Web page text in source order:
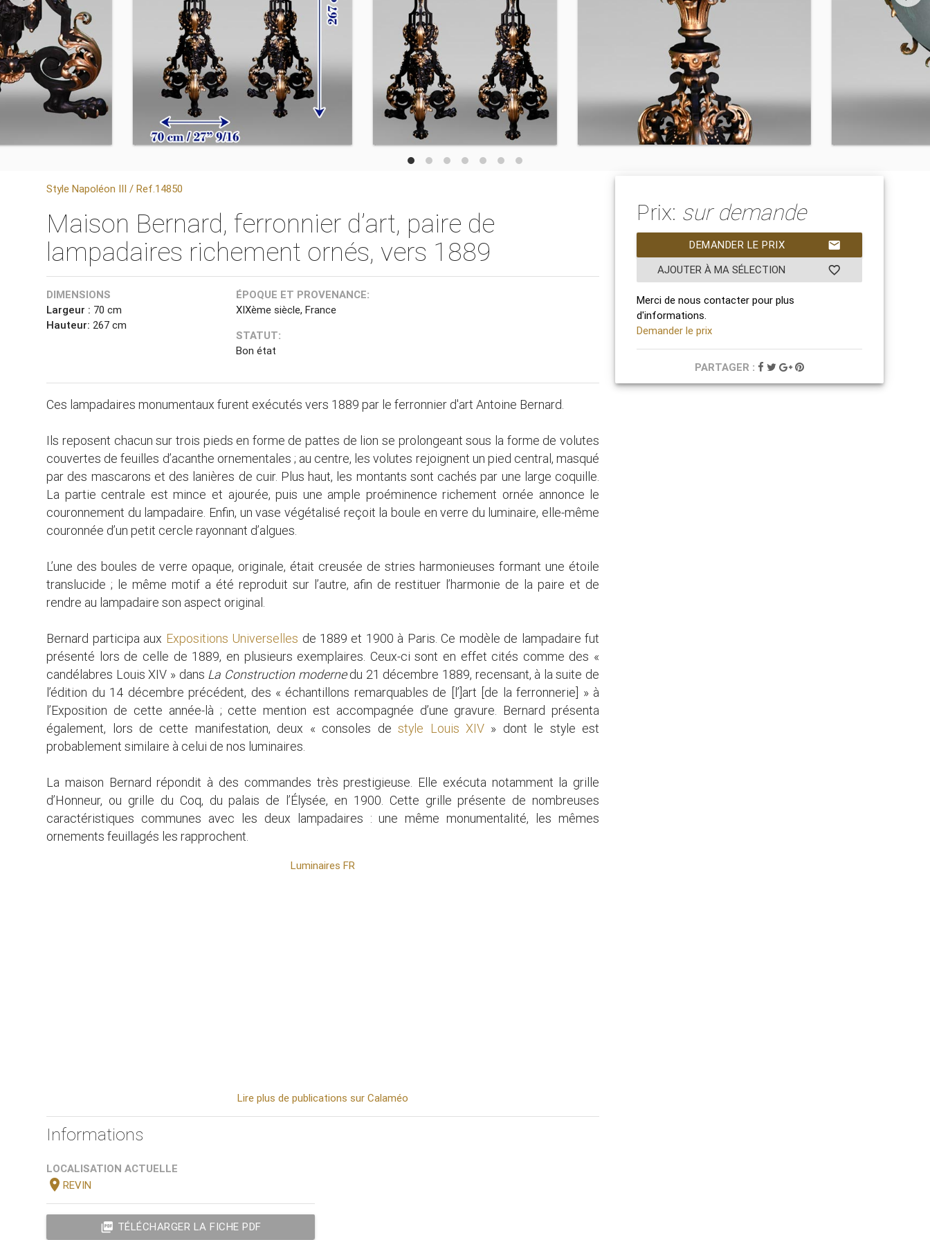
Style Napoléon III / Ref.14850
Maison Bernard, ferronnier d’art, paire de
lampadaires richement ornés, vers 1889
DIMENSIONS
Largeur : 70 cm
Hauteur: 267 cm
ÉPOQUE ET PROVENANCE:
XIXème siècle, France
STATUT:
Bon état
Ces lampadaires monumentaux furent exécutés vers 1889 par le ferronnier d'art Antoine Bernard.
Ils reposent chacun sur trois pieds en forme de pattes de lion se prolongeant sous la forme de volutes
couvertes de feuilles d’acanthe ornementales ; au centre, les volutes rejoignent un pied central, masqué
par des mascarons et des lanières de cuir. Plus haut, les montants sont cachés par une large coquille.
La partie centrale est mince et ajourée, puis une ample proéminence richement ornée annonce le
couronnement du lampadaire. Enfin, un vase végétalisé reçoit la boule en verre du luminaire, elle-même
couronnée d’un petit cercle rayonnant d’algues.
L’une des boules de verre opaque, originale, était creusée de stries harmonieuses formant une étoile
translucide ; le même motif a été reproduit sur l’autre, afin de restituer l’harmonie de la paire et de
rendre au lampadaire son aspect original.
Bernard participa aux Expositions Universelles de 1889 et 1900 à Paris. Ce modèle de lampadaire fut
présenté lors de celle de 1889, en plusieurs exemplaires. Ceux-ci sont en effet cités comme des «
candélabres Louis XIV » dans La Construction modernedu 21 décembre 1889, recensant, à la suite de
l’édition du 14 décembre précédent, des « échantillons remarquables de [l’]art [de la ferronnerie] » à
l’Exposition de cette année-là ; cette mention est accompagnée d’une gravure. Bernard présenta
également, lors de cette manifestation, deux « consoles destyle Louis XIV» dont le style est
probablement similaire à celui de nos luminaires.
La maison Bernard répondit à des commandes très prestigieuse. Elle exécuta notamment la grille
d’Honneur, ou grille du Coq, du palais de l’Élysée, en 1900. Cette grille présente de nombreuses
caractéristiques communes avec les deux lampadaires : une même monumentalité, les mêmes
ornements feuillagés les rapprochent.
Luminaires FR
Lire plus de publications sur Calaméo
Informations
LOCALISATION ACTUELLE
location_onREVIN
picture_as_pdf TÉLÉCHARGER LA FICHE PDF
Prix: sur demande
mail
DEMANDER LE PRIX
favorite_border
AJOUTER À MA SÉLECTION
Merci de nous contacter pour plus
d'informations.
Demander le prix
PARTAGER :